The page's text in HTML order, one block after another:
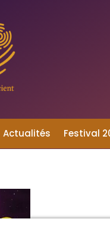
Actualités Festival